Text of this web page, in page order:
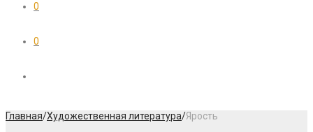
0
0
Главная/Художественная литература/Ярость